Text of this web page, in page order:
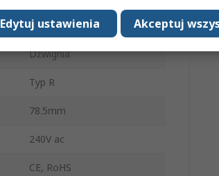
Termiczne
Dźwignia
Typ R
78.5mm
240V ac
CE, RoHS
Akceptuj
Edytuj ustawienia